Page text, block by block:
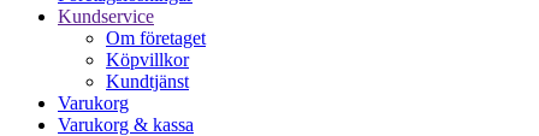
Kundservice
Om företaget
Köpvillkor
Kundtjänst
Varukorg
Varukorg & kassa